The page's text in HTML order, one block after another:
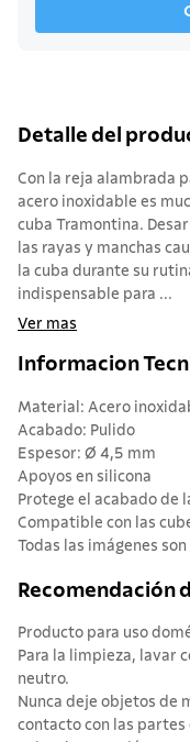
Detalle del
Con la reja alambrada
acero inoxidable es
cuba Tramontina.
las rayas y manchas
la cuba durante su
indispensable para ...
Ver mas
Informacion
Material: Acero
Acabado: Pulido
Espesor: Ø 4,5 mm
Apoyos en silicona
Protege el acabado de
Compatible con las
Todas las imágenes
Recomendación
Producto para uso
Para la limpieza, lavar
neutro.
Nunca deje objetos de
contacto con las